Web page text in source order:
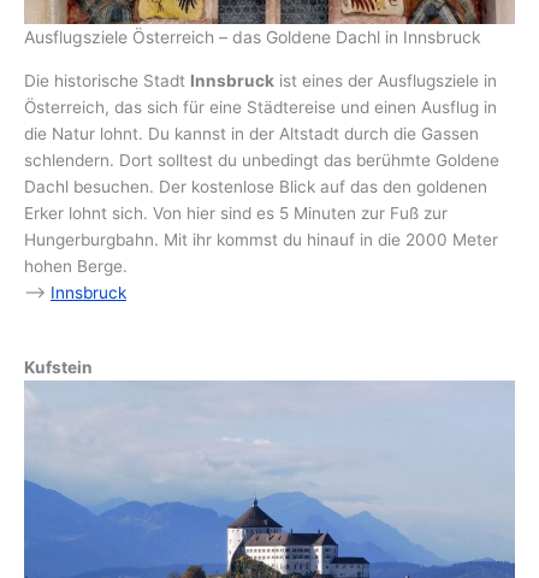
Ausflugsziele Österreich – das Goldene Dachl in Innsbruck
Die historische Stadt Innsbruck ist eines der Ausflugsziele in
Österreich, das sich für eine Städtereise und einen Ausflug in
die Natur lohnt. Du kannst in der Altstadt durch die Gassen
schlendern. Dort solltest du unbedingt das berühmte Goldene
Dachl besuchen. Der kostenlose Blick auf das den goldenen
Erker lohnt sich. Von hier sind es 5 Minuten zur Fuß zur
Hungerburgbahn. Mit ihr kommst du hinauf in die 2000 Meter
hohen Berge.
–> Innsbruck
Kufstein